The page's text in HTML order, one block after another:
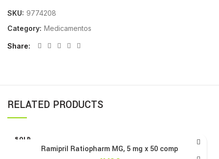
SKU: 9774208
Category: Medicamentos
Share
RELATED PRODUCTS
SOLD
Ramipril Ratiopharm MG, 5 mg x 50 comp